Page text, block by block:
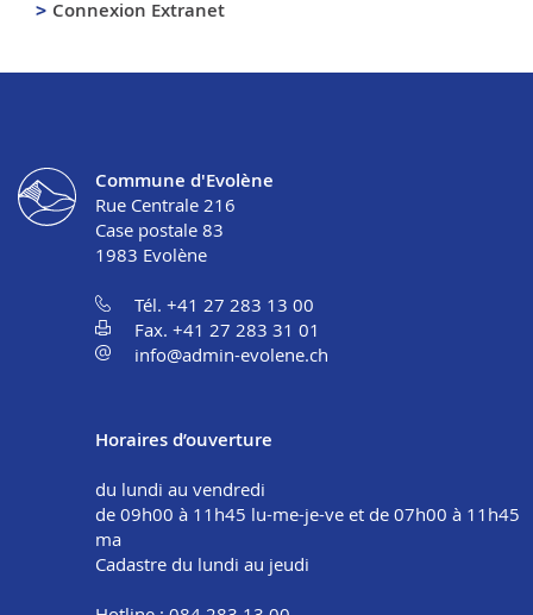
Connexion Extranet
Commune d'Evolène
Rue Centrale 216
Case postale 83
1983 Evolène
Tél. +41 27 283 13 00
Fax. +41 27 283 31 01
info@admin-evolene.ch
Horaires d’ouverture
du lundi au vendredi
de 09h00 à 11h45 lu-me-je-ve et de 07h00 à 11h45
ma
Cadastre du lundi au jeudi